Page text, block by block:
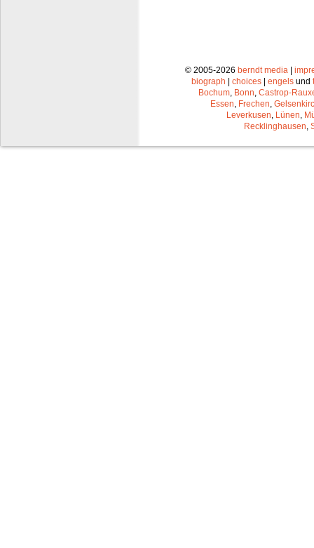
© 2005-2026 berndt media |
biograph | choices | engels und
Bochum Bonn Castrop-
Essen Frechen
Leverkusen Lünen
Recklinghausen